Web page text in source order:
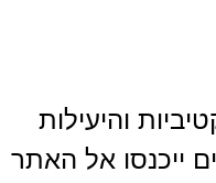
והיעילות
ייכנסו אל האתר